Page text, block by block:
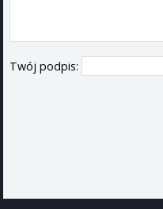
Twój podpis: